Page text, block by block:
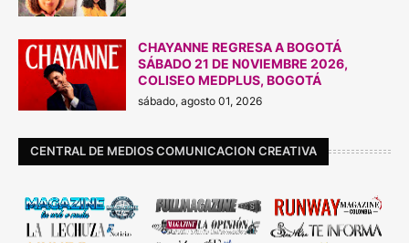
CHAYANNE REGRESA A BOGOTÁ
SÁBADO 21 DE N0VIEMBRE 2026,
COLISEO MEDPLUS, BOGOTÁ
sábado, agosto 01, 2026
CENTRAL DE MEDIOS COMUNICACION CREATIVA